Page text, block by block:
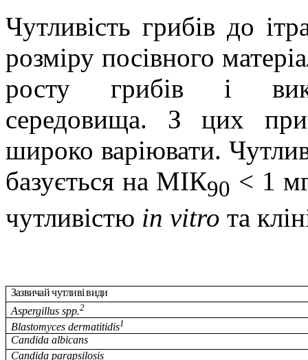
Чутливість грибів до
розміру посівного
росту грибів і
середовища. З цих
широко варіювати.
базується на МІК90 < 1
чутливістю in vitro та
Зазвичай чутливі види
Aspergillus spp.2
Blastomyces dermatitidis1
Candida albicans
Candida parapsilosis